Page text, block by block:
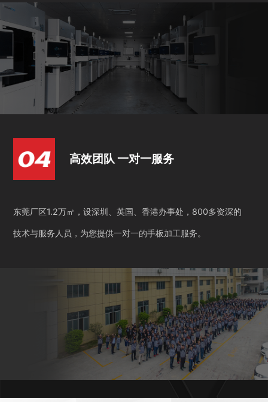
高效团队 一对一服务
东莞厂区1.2万㎡，设深圳、英国、香港办事处，800多资深的
技术与服务人员，为您提供一对一的手板加工服务。